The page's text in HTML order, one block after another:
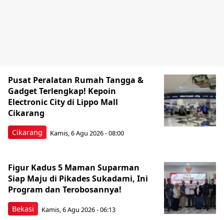
Cikarang
Pusat Peralatan Rumah Tangga &
Gadget Terlengkap! Kepoin
Electronic City di Lippo Mall
Cikarang
Kamis, 6 Agu 2026 - 08:00
Bekasi
Figur Kadus 5 Maman Suparman
Siap Maju di Pikades Sukadami, Ini
Program dan Terobosannya!
Kamis, 6 Agu 2026 - 06:13